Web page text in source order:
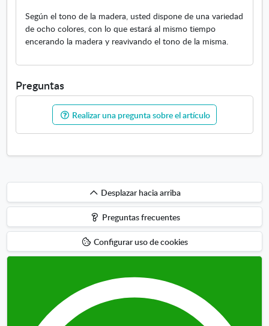
Según el tono de la madera, usted dispone de una variedad
de ocho colores, con lo que estará al mismo tiempo
encerando la madera y reavivando el tono de la misma.
Preguntas
Realizar una pregunta sobre el artículo
Desplazar
hacia
arriba
Desplazar hacia arriba
Preguntas frecuentes
Configurar uso de cookies